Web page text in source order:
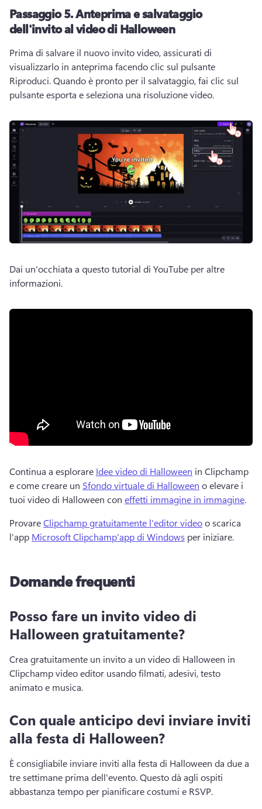
Passaggio 5.Anteprima e salvataggio
dell'invito al video di Halloween
Prima di salvare il nuovo invito video, assicurati di
visualizzarlo in anteprima facendo clic sul pulsante
Riproduci. Quando è pronto per il salvataggio, fai clic sul
pulsante esporta e seleziona una risoluzione video.
Dai un'occhiata a questo tutorial di YouTube per altre
informazioni.
Continua a esplorare Idee video di Halloween in Clipchamp
e come creare un Sfondo virtuale di Halloween o elevare i
tuoi video di Halloween con effetti immagine in immagine.
Provare Clipchamp gratuitamente l'editor video o scarica
l'app Microsoft Clipchamp'app di Windows per iniziare.
Domande frequenti
Posso fare un invito video di
Halloween gratuitamente?
Crea gratuitamente un invito a un video di Halloween in
Clipchamp video editor usando filmati, adesivi, testo
animato e musica.
Con quale anticipo devi inviare inviti
alla festa di Halloween?
È consigliabile inviare inviti alla festa di Halloween da due a
tre settimane prima dell'evento. Questo dà agli ospiti
abbastanza tempo per pianificare costumi e RSVP.